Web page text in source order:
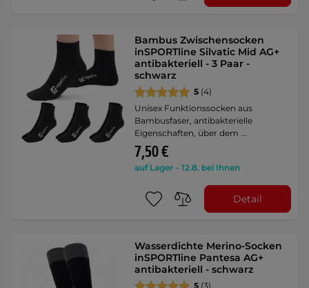
Bambus Zwischensocken
inSPORTline Silvatic Mid AG+
antibakteriell - 3 Paar -
schwarz
5 (4)
Unisex Funktionssocken aus
Bambusfaser, antibakterielle
Eigenschaften, über dem …
7,50 €
auf Lager – 12.8. bei Ihnen
Detail
Wasserdichte Merino-Socken
inSPORTline Pantesa AG+
antibakteriell - schwarz
5 (3)